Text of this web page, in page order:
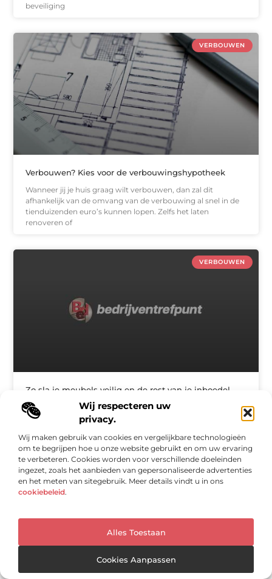
Wij respecteren uw
privacy.
Wij maken gebruik van cookies en vergelijkbare technologieën
om te begrijpen hoe u onze website gebruikt en om uw ervaring
te verbeteren. Cookies worden voor verschillende doeleinden
ingezet, zoals het aanbieden van gepersonaliseerde advertenties
en het meten van sitegebruik. Meer details vindt u in ons
cookiebeleid.
Alles Toestaan
Cookies Aanpassen
beveiliging
VERBOUWEN
Verbouwen? Kies voor de verbouwingshypotheek
Wanneer jij je huis graag wilt verbouwen, dan zal dit
afhankelijk van de omvang van de verbouwing al snel in de
tienduizenden euro’s kunnen lopen. Zelfs het laten
renoveren of
VERBOUWEN
Zo sla je meubels veilig en de rest van je inboedel
veilig op
Bij een verbouwing of verhuizing is het belangrijk om je
krasschade. Je hebt de ruimte nodig dus in veel gevallen is
het